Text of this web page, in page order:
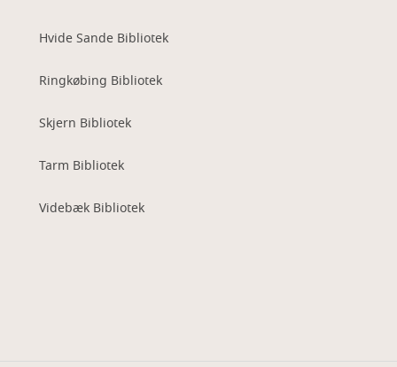
Hvide Sande Bibliotek
Ringkøbing Bibliotek
Skjern Bibliotek
Tarm Bibliotek
Videbæk Bibliotek